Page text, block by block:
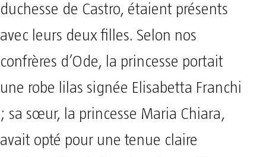
duchesse de Castro, étaient présents
avec leurs deux filles. Selon nos
confrères d’Ode, la princesse portait
une robe lilas signée Elisabetta Franchi
; sa sœur, la princesse Maria Chiara,
avait opté pour une tenue claire